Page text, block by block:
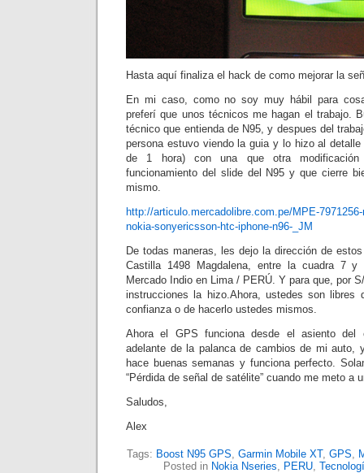
Hasta aquí finaliza el hack de como mejorar la
En mi caso, como no soy muy hábil para
preferí que unos técnicos me hagan el trabajo.
técnico que entienda de N95, y despues del
persona estuvo viendo la guia y lo hizo al
de 1 hora) con una que otra
funcionamiento del slide del N95 y que cierre
mismo.
http://articulo.mercadolibre.com.pe/MPE-
nokia-sonyericsson-htc-iphone-n96-_JM
De todas maneras, les dejo la dirección de
Castilla 1498 Magdalena, entre la cuadra 7
Mercado Indio en Lima / PERÚ. Y para que, por
instrucciones la hizo.Ahora, ustedes son
confianza o de hacerlo ustedes mismos.
Ahora el GPS funciona desde el asiento del
adelante de la palanca de cambios de mi auto,
hace buenas semanas y funciona perfecto.
“Pérdida de señal de satélite” cuando me meto a
Saludos,
Alex
Tags: Boost N95 GPS Garmin Mobile XT, GPS
Posted in Nokia Nseries PERU